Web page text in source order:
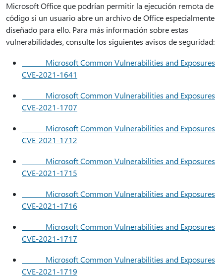
Microsoft Office que podrían permitir la ejecución remota de
código si un usuario abre un archivo de Office especialmente
diseñado para ello. Para más información sobre estas
vulnerabilidades, consulte los siguientes avisos de seguridad:
Microsoft Common Vulnerabilities and Exposures
CVE-2021-1641
Microsoft Common Vulnerabilities and Exposures
CVE-2021-1707
Microsoft Common Vulnerabilities and Exposures
CVE-2021-1712
Microsoft Common Vulnerabilities and Exposures
CVE-2021-1715
Microsoft Common Vulnerabilities and Exposures
CVE-2021-1716
Microsoft Common Vulnerabilities and Exposures
CVE-2021-1717
Microsoft Common Vulnerabilities and Exposures
CVE-2021-1719